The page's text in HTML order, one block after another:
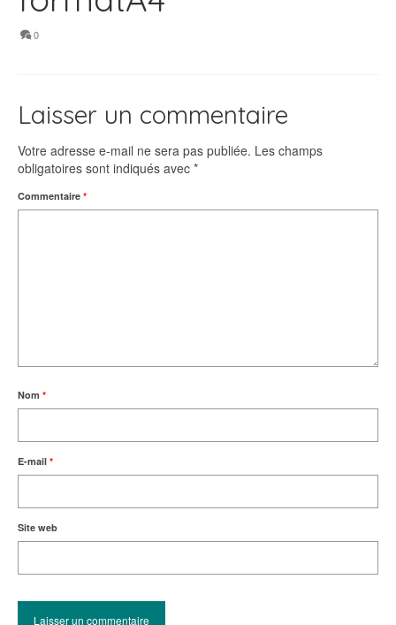
0
Laisser un commentaire
Votre adresse e-mail ne sera pas publiée. Les champs
obligatoires sont indiqués avec *
Commentaire *
Nom *
E-mail *
Site web